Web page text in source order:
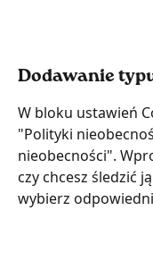
Dodawanie
W bloku ustawień
"Polityki
nieobecności".
czy chcesz śledzić
wybierz